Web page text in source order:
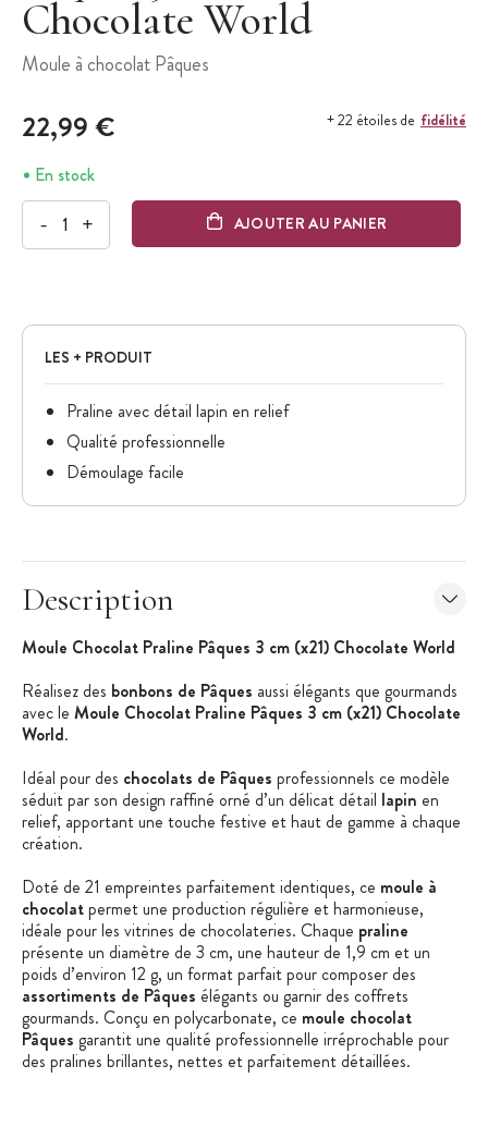
Chocolate World
Moule à chocolat Pâques
22,99 € + 22 étoiles de fidélité
En stock
- + AJOUTER AU PANIER
LES + PRODUIT
Praline avec détail lapin en relief
Qualité professionnelle
Démoulage facile
Description
Moule Chocolat Praline Pâques 3 cm (x21) Chocolate World
Réalisez des bonbons de Pâques aussi élégants que gourmands
avec le Moule Chocolat Praline Pâques 3 cm (x21) Chocolate
World.
Idéal pour des chocolats de Pâques professionnels ce modèle
séduit par son design raffiné orné d’un délicat détail lapin en
relief, apportant une touche festive et haut de gamme à chaque
création.
Doté de 21 empreintes parfaitement identiques, ce moule à
chocolatpermet une production régulière et harmonieuse,
idéale pour les vitrines de chocolateries. Chaque praline
présente un diamètre de 3 cm, une hauteur de 1,9 cm et un
poids d’environ 12 g, un format parfait pour composer des
assortiments de Pâques élégants ou garnir des coffrets
gourmands. Conçu en polycarbonate, ce moule chocolat
Pâques garantit une qualité professionnelle irréprochable pour
des pralines brillantes, nettes et parfaitement détaillées.